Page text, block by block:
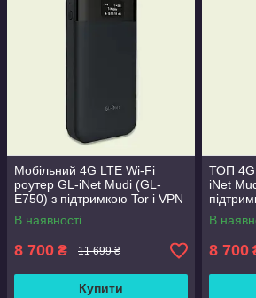
Мобільний 4G LTE Wi-Fi
роутер GL-iNet Mudi (GL-
E750) з підтримкою Tor і VPN
для мобільного інтернету
В наявності
8 700 ₴ 11 699 ₴
Купити
ТОП 4G
iNet
В
8 700